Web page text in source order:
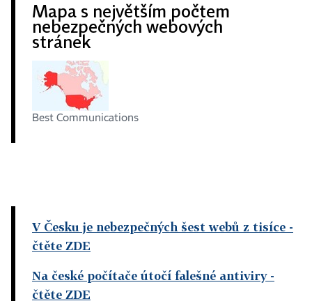
Mapa s největším počtem
nebezpečných webových
stránek
Best Communications
V Česku je nebezpečných šest webů z tisíce -
čtěte ZDE
Na české počítače útočí falešné antiviry-
čtěte ZDE